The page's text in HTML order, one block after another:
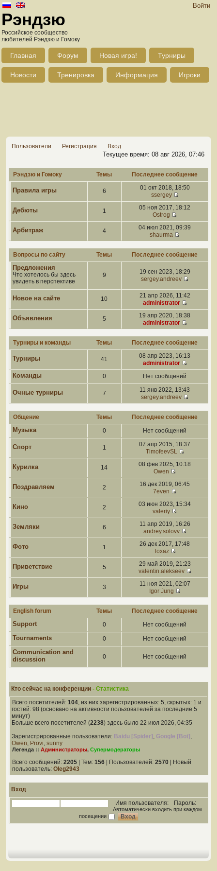
Войти
Рэндзю
Российское сообщество
любителей Рэндзю и Гомоку
Главная Форум Новая игра! Турниры
Новости Тренировка Информация Игроки
Пользователи Регистрация Вход
Текущее время: 08 авг 2026, 07:46
Рэндзю и Гомоку Темы Последнее сообщение
Правила игры 6
01 окт 2018, 18:50
ssergey
Дебюты 1
05 ноя 2017, 18:12
Ostrog
Арбитраж 4
04 июл 2021, 09:39
shaurma
Вопросы по сайту Темы Последнее сообщение
Предложения
Что хотелось бы здесь
увидеть в перспективе
9
19 сен 2023, 18:29
sergey.andreev
Новое на сайте 10
21 апр 2026, 11:42
administrator
Объявления 5
19 апр 2020, 18:38
administrator
Турниры и команды Темы Последнее сообщение
Турниры 41
08 апр 2023, 16:13
administrator
Команды 0 Нет сообщений
Очные турниры 7
11 янв 2022, 13:43
sergey.andreev
Общение Темы Последнее сообщение
Музыка 0 Нет сообщений
Спорт 1
07 апр 2015, 18:37
TimofeevSL
Курилка 14
08 фев 2025, 10:18
Owen
Поздравляем 2
16 дек 2019, 06:45
7even
Кино 2
03 июн 2023, 15:34
valeriy
Земляки 6
11 апр 2019, 16:26
andrey.solovv
Фото 1
26 дек 2017, 17:48
Toxaz
Приветствие 5
29 май 2019, 21:23
valentin.alekseev
Игры 3
11 ноя 2021, 02:07
Igor Jung
English forum Темы Последнее сообщение
Support 0 Нет сообщений
Tournaments 0 Нет сообщений
Communication and
discussion
0 Нет сообщений
Кто сейчас на конференции - Статистика
Всего посетителей: 104, из них зарегистрированных: 5, скрытых: 1 и
гостей: 98 (основано на активности пользователей за последние 5
минут)
Больше всего посетителей (2238) здесь было 22 июл 2026, 04:35
Зарегистрированные пользователи: Baidu [Spider] , Google [Bot] ,
Owen, Provi, sunny
Легенда :: Администраторы, Супермодераторы
Всего сообщений: 2205 | Тем: 156 | Пользователей: 2570 | Новый
пользователь: Oleg2943
Вход
Имя пользователя:
Пароль:
Автоматически входить при каждом
посещении